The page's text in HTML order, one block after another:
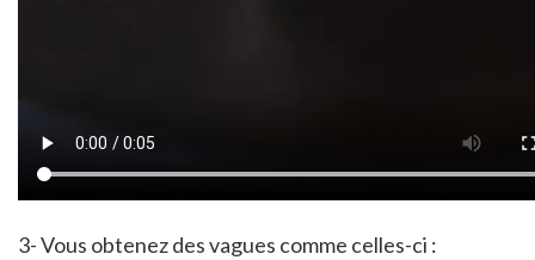
3- Vous obtenez des vagues comme celles-ci :